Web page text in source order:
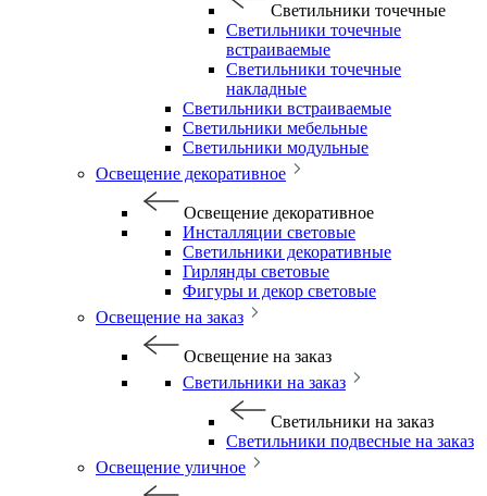
Светильники точечные
Светильники точечные
встраиваемые
Светильники точечные
накладные
Светильники встраиваемые
Светильники мебельные
Светильники модульные
Освещение декоративное
Освещение декоративное
Инсталляции световые
Светильники декоративные
Гирлянды световые
Фигуры и декор световые
Освещение на заказ
Освещение на заказ
Светильники на заказ
Светильники на заказ
Светильники подвесные на заказ
Освещение уличное